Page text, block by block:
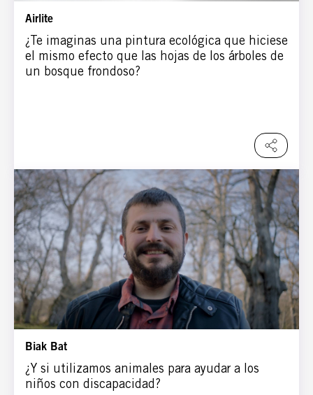
Airlite
¿Te imaginas una pintura ecológica que hiciese
el mismo efecto que las hojas de los árboles de
un bosque frondoso?
Biak Bat
¿Y si utilizamos animales para ayudar a los
niños con discapacidad?